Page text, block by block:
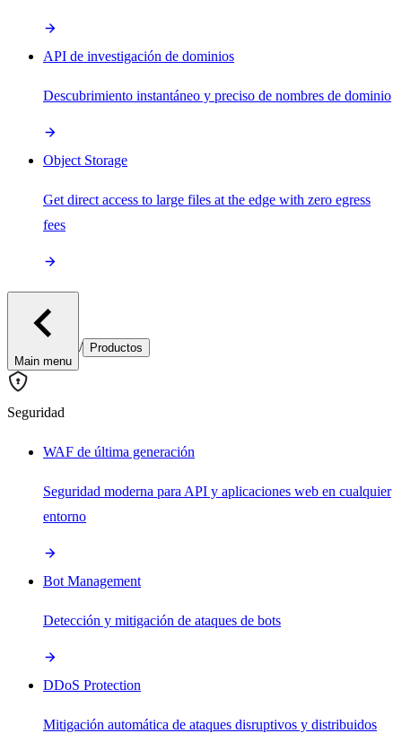
API de investigación de dominios
Descubrimiento instantáneo y preciso de nombres de dominio
Object Storage
Get direct access to large files at the edge with zero egress
fees
Main menu
/ Productos
Seguridad
WAF de última generación
Seguridad moderna para API y aplicaciones web en cualquier
entorno
Bot Management
Detección y mitigación de ataques de bots
DDoS Protection
Mitigación automática de ataques disruptivos y distribuidos